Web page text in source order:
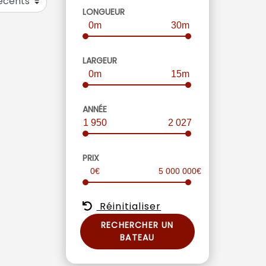
LONGUEUR
0m 30m
LARGEUR
0m 15m
ANNÉE
1 950 2 027
PRIX
0€ 5 000 000€
Réinitialiser
RECHERCHER UN
BATEAU